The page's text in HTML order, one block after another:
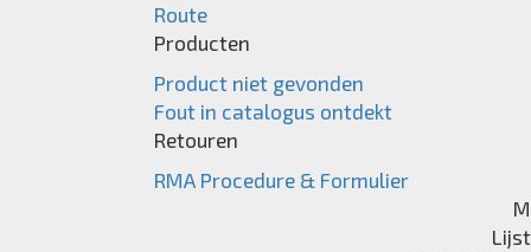
Route
Producten
Product niet gevonden
Fout in catalogus ontdekt
Retouren
RMA Procedure & Formulier